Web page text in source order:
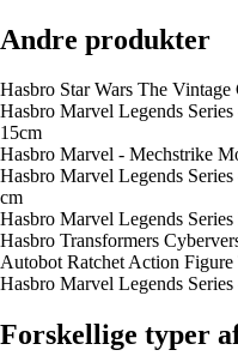
Andre produkter
Hasbro Star Wars The
Hasbro Marvel Legends
15cm
Hasbro Marvel - Mechstrike
Hasbro Marvel Legends
cm
Hasbro Marvel Legends
Hasbro Transformers
Autobot Ratchet Action Figure
Hasbro Marvel Legends
Forskellige typer